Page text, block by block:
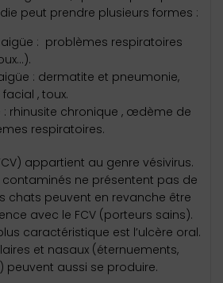
peut prendre plusieurs formes :
: problèmes respiratoires
: dermatite et pneumonie,
, toux.
: rhinusite chronique , œdème de
respiratoires.
appartient au genre vésivirus.
ne présentent pas de
chats peuvent en revanche être
avec le FCV (porteurs sains).
caractéristique est l’ulcère oral.
et nasaux (éternuements,
peuvent aussi se produire.